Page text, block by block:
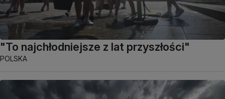
"To najchłodniejsze z lat przyszłości"
POLSKA